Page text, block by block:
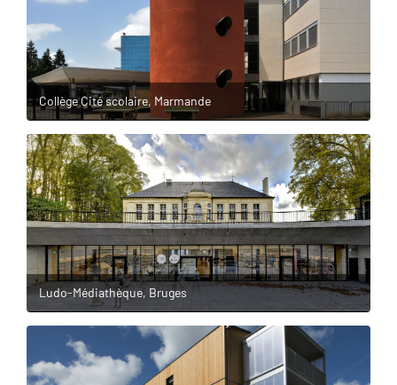
Collège Cité scolaire, Marmande
Ludo-Médiathèque, Bruges